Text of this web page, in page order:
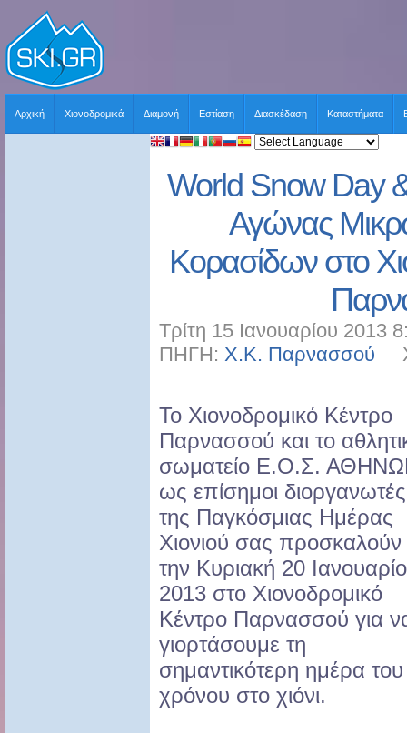
Αρχική Χιονοδρομικά Διαμονή Εστίαση Διασκέδαση Καταστήματα
World Snow Day
Αγώνας
Κορασίδων στο
Τρίτη 15 Ιανουαρίου 2013
ΠΗΓΗ: Χ.Κ. Παρνασσού
Το Χιονοδρομικό Κέντρο
Παρνασσού και το
σωματείο Ε.Ο.Σ.
ως επίσημοι διοργανωτές
της Παγκόσμιας Ημέρας
Χιονιού σας προσκαλούν
την Κυριακή 20
2013 στο Χιονοδρομικό
Κέντρο Παρνασσού για
γιορτάσουμε τη
σημαντικότερη ημέρα του
χρόνου στο χιόνι.